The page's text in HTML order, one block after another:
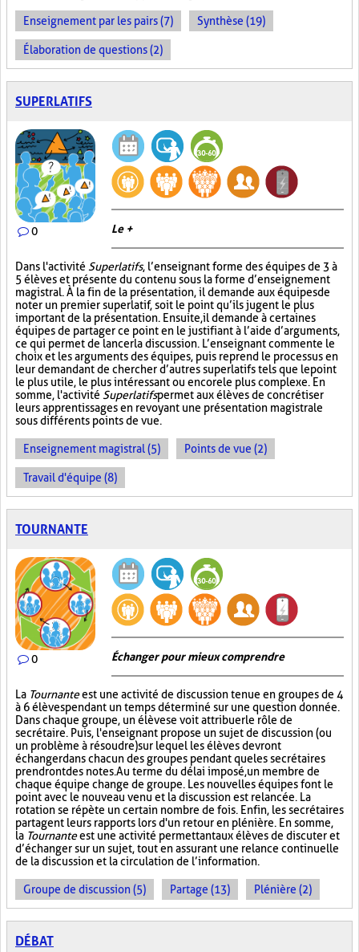
Enseignement par les pairs (7) Synthèse (19)
Élaboration de questions (2)
SUPERLATIFS
0 Le +
Dans l'activité Superlatifs, l’enseignant forme des équipes de 3 à
5 élèves et présente du contenu sous la forme d’enseignement
magistral. À la fin de la présentation, il demande aux équipes de
noter un premier superlatif, soit le point qu’ils jugent le plus
important de la présentation. Ensuite, il demande à certaines
équipes de partager ce point en le justifiant à l’aide d’arguments,
ce qui permet de lancer la discussion. L’enseignant commente le
choix et les arguments des équipes, puis reprend le processus en
leur demandant de chercher d’autres superlatifs tels que le point
le plus utile, le plus intéressant ou encore le plus complexe. En
somme, l'activité Superlatifspermet aux élèves de concrétiser
leurs apprentissages en revoyant une présentation magistrale
sous différents points de vue.
Enseignement magistral (5) Points de vue (2)
Travail d'équipe (8)
TOURNANTE
0 Échanger pour mieux comprendre
La Tournanteest une activité de discussion tenue en groupes de 4
à 6 élèves pendant un temps déterminé sur une question donnée.
Dans chaque groupe, un élève se voit attribuer le rôle de
secrétaire. Puis, l'enseignant propose un sujet de discussion (ou
un problème à résoudre) sur lequel les élèves devront
échanger dans chacun des groupes pendant que les secrétaires
prendront des notes. Au terme du délai imposé, un membre de
chaque équipe change de groupe. Les nouvelles équipes font le
point avec le nouveau venu et la discussion est relancée. La
rotation se répète un certain nombre de fois. Enfin, les secrétaires
partagent leurs rapports lors d'un retour en plénière. En somme,
la Tournanteest une activité permettant aux élèves de discuter et
d’échanger sur un sujet, tout en assurant une relance continuelle
de la discussion et la circulation de l’information.
Groupe de discussion (5) Partage (13) Plénière (2)
DÉBAT